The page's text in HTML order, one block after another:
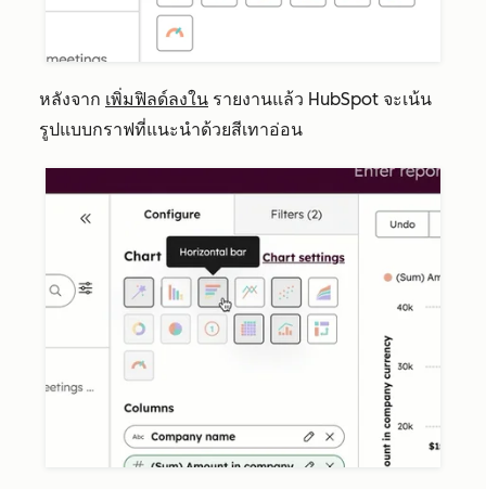
หลังจาก เพิ่มฟิลด์ลงใน รายงานแล้ว HubSpot จะเน้น
รูปแบบกราฟที่แนะนำด้วยสีเทาอ่อน